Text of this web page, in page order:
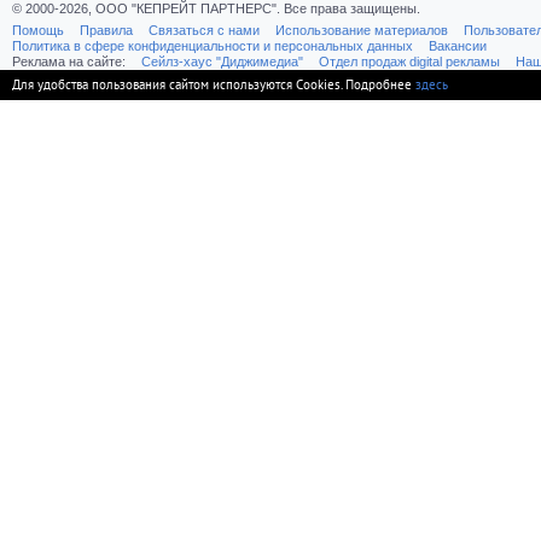
© 2000-2026, ООО "КЕПРЕЙТ ПАРТНЕРС". Все права защищены.
Помощь
Правила Связаться с нами Использование материалов
Политика в сфере конфиденциальности и персональных данных
Вакансии
Реклама на сайте:
Cейлз-хаус "Диджимедиа" Отдел продаж digital рекламы
Для удобства пользования сайтом используются Cookies. Подробнее здесь